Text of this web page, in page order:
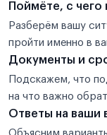
Поймёте, с чего
Разберём вашу
пройти именно в
Документы и
Подскажем, что
на что важно
Ответы на ваши